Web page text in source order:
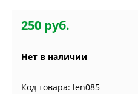
250 руб.
Нет в наличии
Код товара: len085